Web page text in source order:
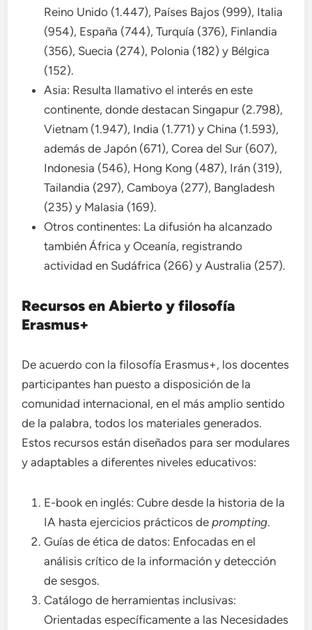
Reino Unido (1.447), Países Bajos (999), Italia
(954), España (744), Turquía (376), Finlandia
(356), Suecia (274), Polonia (182) y Bélgica
(152).
Asia: Resulta llamativo el interés en este
continente, donde destacan Singapur (2.798),
Vietnam (1.947), India (1.771) y China (1.593),
además de Japón (671), Corea del Sur (607),
Indonesia (546), Hong Kong (487), Irán (319),
Tailandia (297), Camboya (277), Bangladesh
(235) y Malasia (169).
Otros continentes: La difusión ha alcanzado
también África y Oceanía, registrando
actividad en Sudáfrica (266) y Australia (257).
Recursos en Abierto y filosofía
Erasmus+
De acuerdo con la filosofía Erasmus+, los docentes
participantes han puesto a disposición de la
comunidad internacional, en el más amplio sentido
de la palabra, todos los materiales generados.
Estos recursos están diseñados para ser modulares
y adaptables a diferentes niveles educativos:
E-book en inglés: Cubre desde la historia de la
IA hasta ejercicios prácticos deprompting.
Guías de ética de datos: Enfocadas en el
análisis crítico de la información y detección
de sesgos.
Catálogo de herramientas inclusivas:
Orientadas específicamente a las Necesidades